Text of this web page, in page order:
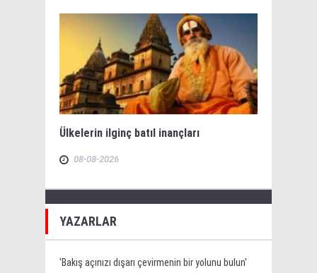
Ülkelerin ilginç batıl inançları
08-08-2026
YAZARLAR
'Bakış açınızı dışarı çevirmenin bir yolunu bulun'